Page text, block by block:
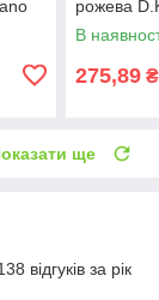
рожева
В
275,89 ₴
ще
відгуків за рік